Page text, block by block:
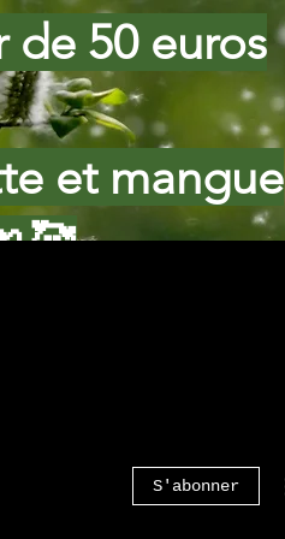
de 50 euros
et mangue
S'abonner